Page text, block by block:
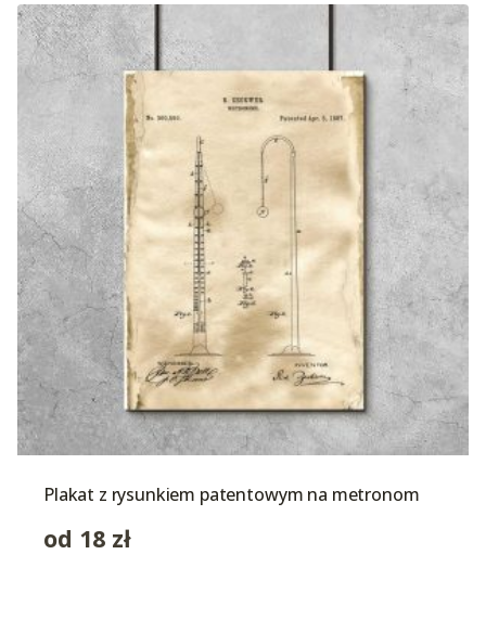
Plakat z rysunkiem patentowym na metronom
od 18 zł